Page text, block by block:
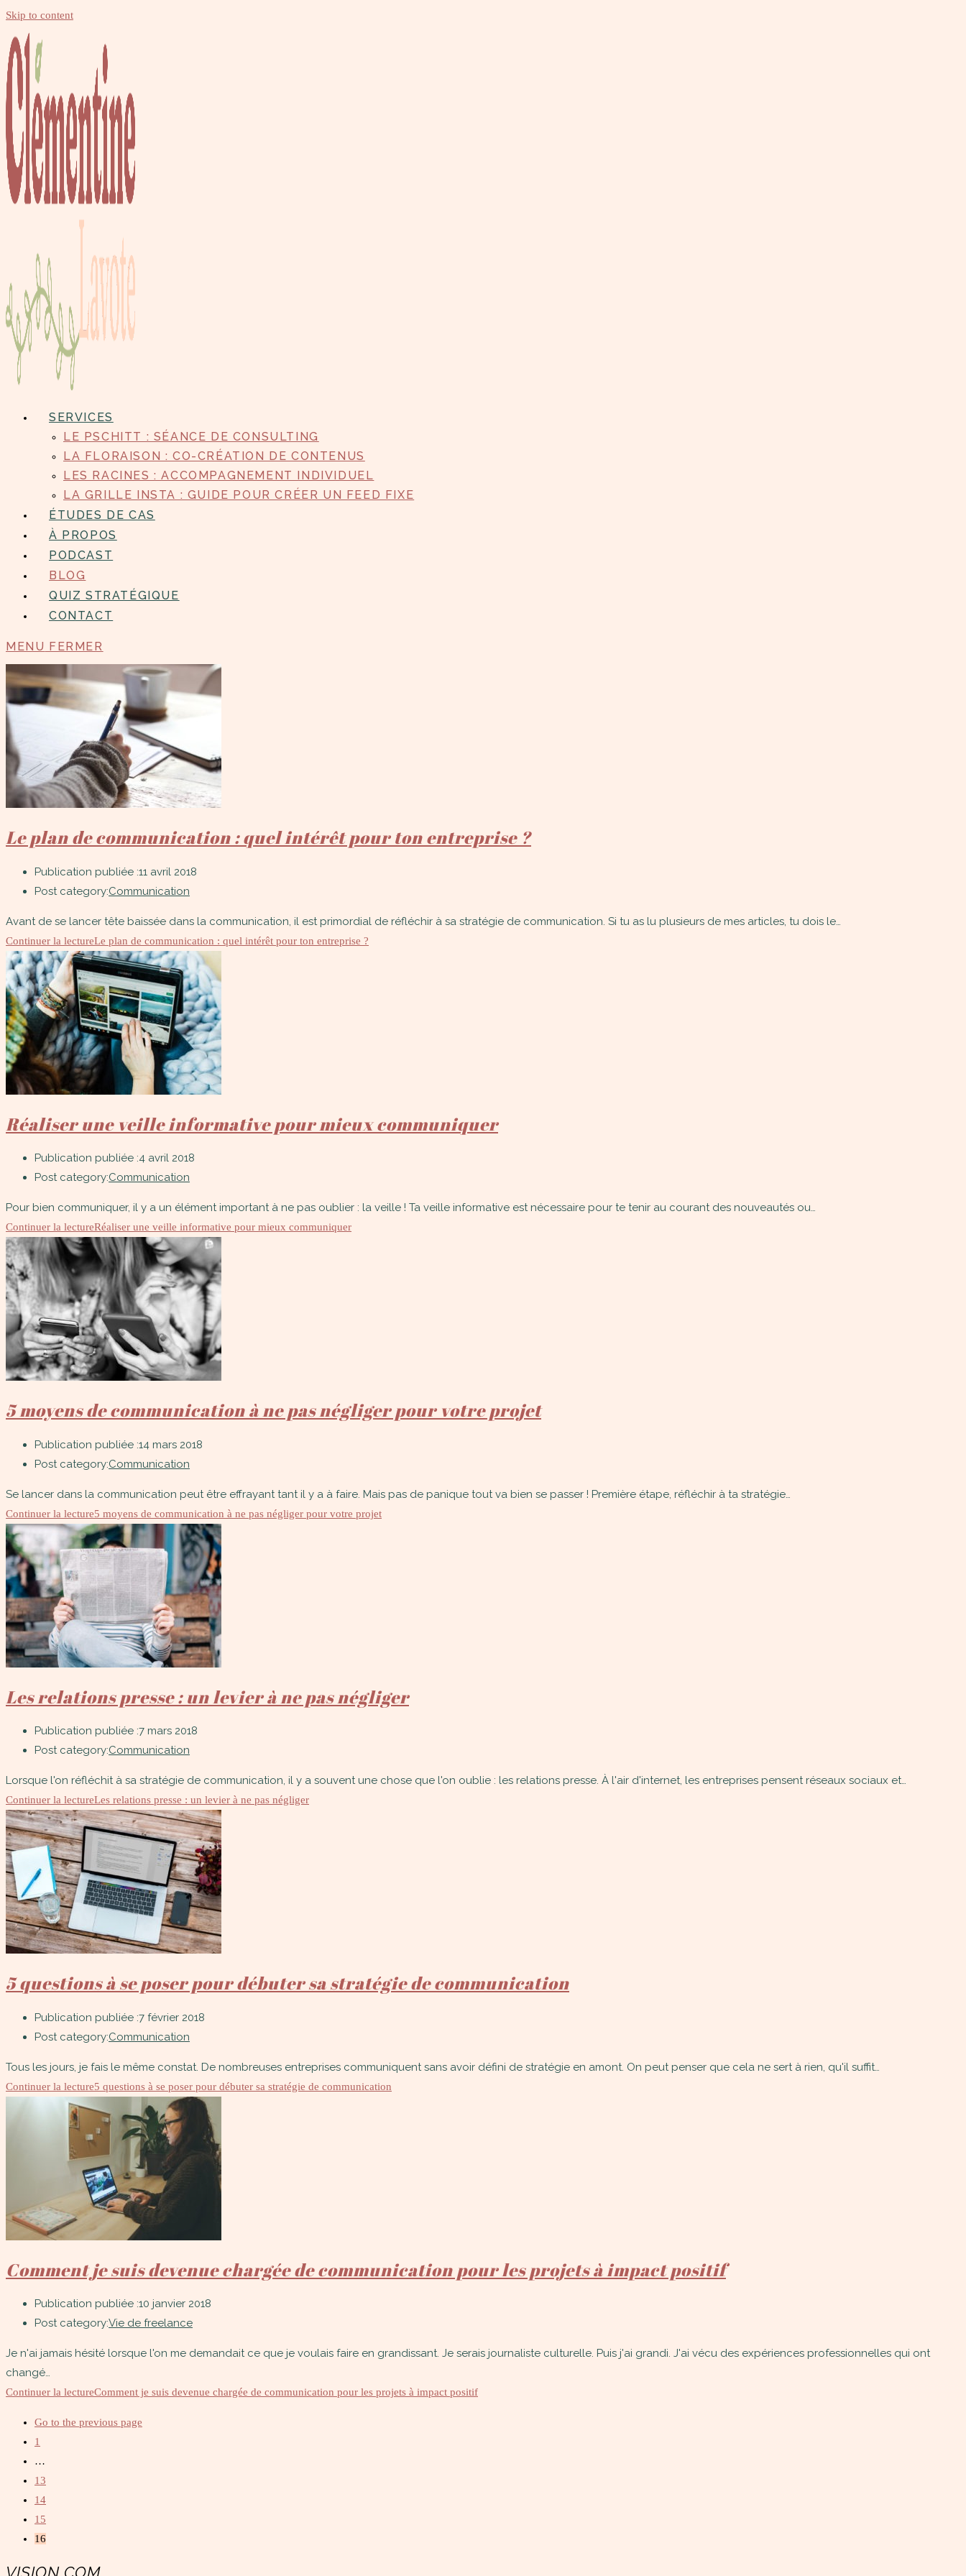
Skip to content
SERVICES
LE PSCHITT : SÉANCE DE CONSULTING
LA FLORAISON : CO-CRÉATION DE CONTENUS
LES RACINES : ACCOMPAGNEMENT INDIVIDUEL
LA GRILLE INSTA : GUIDE POUR CRÉER UN FEED FIXE
ÉTUDES DE CAS
À PROPOS
PODCAST
BLOG
QUIZ STRATÉGIQUE
CONTACT
MENU FERMER
Le plan de communication : quel intérêt pour ton entreprise ?
Publication publiée :11 avril 2018
Post category:Communication
Avant de se lancer tête baissée dans la communication, il est primordial de réfléchir à sa stratégie de communication. Si tu as lu plusieurs de mes articles, tu dois le…
Continuer la lectureLe plan de communication : quel intérêt pour ton entreprise ?
Réaliser une veille informative pour mieux communiquer
Publication publiée :4 avril 2018
Post category:Communication
Pour bien communiquer, il y a un élément important à ne pas oublier : la veille ! Ta veille informative est nécessaire pour te tenir au courant des nouveautés ou…
Continuer la lectureRéaliser une veille informative pour mieux communiquer
5 moyens de communication à ne pas négliger pour votre projet
Publication publiée :14 mars 2018
Post category:Communication
Se lancer dans la communication peut être effrayant tant il y a à faire. Mais pas de panique tout va bien se passer ! Première étape, réfléchir à ta stratégie…
Continuer la lecture5 moyens de communication à ne pas négliger pour votre projet
Les relations presse : un levier à ne pas négliger
Publication publiée :7 mars 2018
Post category:Communication
Lorsque l'on réfléchit à sa stratégie de communication, il y a souvent une chose que l'on oublie : les relations presse. À l'air d'internet, les entreprises pensent réseaux sociaux et…
Continuer la lectureLes relations presse : un levier à ne pas négliger
5 questions à se poser pour débuter sa stratégie de communication
Publication publiée :7 février 2018
Post category:Communication
Tous les jours, je fais le même constat. De nombreuses entreprises communiquent sans avoir défini de stratégie en amont. On peut penser que cela ne sert à rien, qu'il suffit…
Continuer la lecture5 questions à se poser pour débuter sa stratégie de communication
Comment je suis devenue chargée de communication pour les projets à impact positif
Publication publiée :10 janvier 2018
Post category:Vie de freelance
Je n'ai jamais hésité lorsque l'on me demandait ce que je voulais faire en grandissant. Je serais journaliste culturelle. Puis j'ai grandi. J'ai vécu des expériences professionnelles qui ont
changé…
Continuer la lectureComment je suis devenue chargée de communication pour les projets à impact positif
Go to the previous page
1
…
13
14
15
16